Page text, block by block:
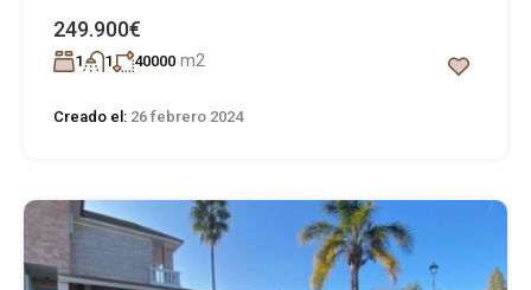
249.900€
1 1 40000 m2
Creado el: 26 febrero 2024